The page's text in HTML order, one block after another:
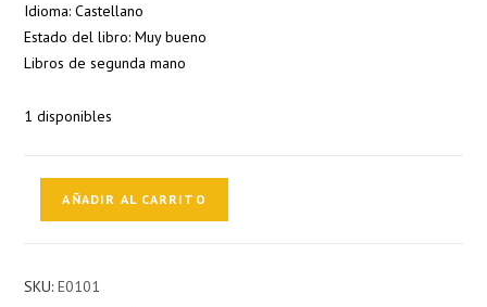
Idioma: Castellano
Estado del libro: Muy bueno
Libros de segunda mano
1 disponibles
rostro
AÑADIR AL CARRITO
SKU:E0101